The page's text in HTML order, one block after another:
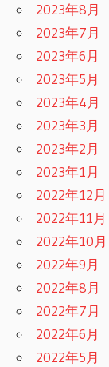
2023年8月
2023年7月
2023年6月
2023年5月
2023年4月
2023年3月
2023年2月
2023年1月
2022年12月
2022年11月
2022年10月
2022年9月
2022年8月
2022年7月
2022年6月
2022年5月